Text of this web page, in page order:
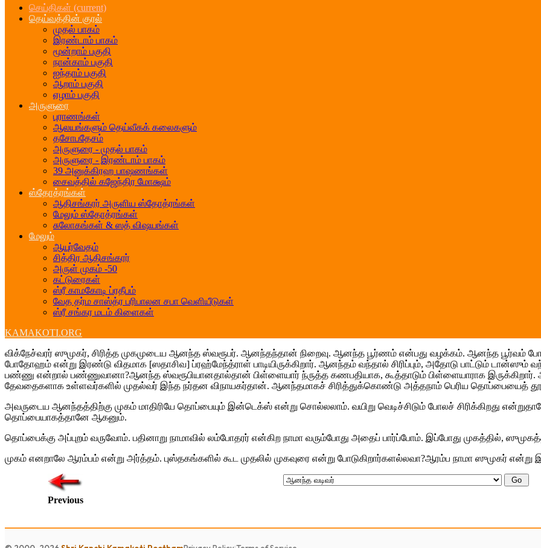
செய்திகள் (current)
தெய்வத்தின் குரல்
முதல் பாகம்
இரண்டாம் பாகம்
மூன்றாம் பகுதி
நான்காம் பகுதி
ஐந்தாம் பகுதி
ஆறாம் பகுதி
ஏழாம் பகுதி
அருளுரை
புராணங்கள்
ஆலயங்களும் தெய்வீகக் கலைகளும்
தசோபதேசம்
அருளுரை - முதல் பாகம்
அருளுரை - இரண்டாம் பாகம்
39 அனுக்கிரஹ பாஷணங்கள்
சைவத்தில் கஜேந்திர மோக்ஷம்
ஸ்தோத்ரங்கள்
ஆதிசங்கரர் அருளிய ஸ்தோத்ரங்கள்
மேலும் ஸ்தோத்ரங்கள்
சுலோகங்கள் & ஸத் விஷயங்கள்
மேலும்
ஆயுர்வேதம்
சித்திர ஆதிசங்கரர்
அருள் முகம் -50
கட்டுரைகள்
ஸ்ரீ காமகோடி ப்ரதீபம்
வேத தர்ம சாஸ்த்ர பரிபாலன சபா வெளியீடுகள்
ஸ்ரீ சங்கர மடம் கிளைகள்
KAMAKOTI.ORG
விக்நேச்வரர் ஸுமுகர், சிரித்த முகமுடைய ஆனந்த ஸ்வரூபர். ஆனந்தந்தான் நிறைவு. ஆனந்த பூர்ணம் என்பது வழக்கம். ஆனந்த பூர்வம்
போதோஹம் என்று இரண்டு விதமாக [ஸதாசிவ] ப்ரஹ்மேந்த்ராள் பாடியிருக்கிறார். ஆனந்தம் வந்தால் சிரிப்பும், அதோடு பாட்டும் டான்ஸும்
பண்ணு என்றால் பண்ணுவானா?ஆனந்த ஸ்வரூபியானதால்தான் பிள்ளையார் ந்ருத்த கணபதியாக, கூத்தாடும் பிள்ளையாராக
தேவதைகளாக உள்ளவர்களில் முதல்வர் இந்த நர்தன விநாயகர்தான். ஆனந்தமாகச் சிரித்துக்கொண்டு அத்தநாம் பெரிய தொப்பையைத்
அவருடைய ஆனந்தத்திற்கு முகம் மாதிரியே தொப்பையும் இன்டெக்ஸ் என்று சொல்லலாம். வயிறு வெடிச்சிடும் போலச் சிரிக்கிறது
தொப்பையாகத்தானே ஆகனும்.
தொப்பைக்கு அப்புறம் வருவோம். பதினாறு நாமாவில் லம்போதரர் என்கிற நாமா வரும்போது அதைப் பார்ப்போம். இப்போது முகத்தில்,
முகம் எனறாலே ஆரம்பம் என்று அர்த்தம். புஸ்தகங்களில் கூட முதலில் முகவுரை என்று போடுகிறார்களல்லவா?ஆரம்ப நாமா ஸுமுகர் என்று
Previous